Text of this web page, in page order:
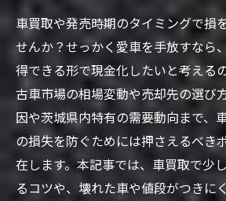
車買取や発売時期のタイミングで損
せんか？せっかく愛車を手放すなら
得できる形で現金化したいと考える
古車市場の相場変動や売却先の選び
因や茨城県内特有の需要動向まで、
の損失を防ぐためには押さえるべき
在します。本記事では、車買取で少
るコツや、壊れた車や値段がつきに